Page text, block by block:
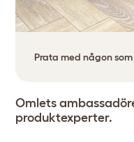
Prata med någon
Omlets
produktexperter.